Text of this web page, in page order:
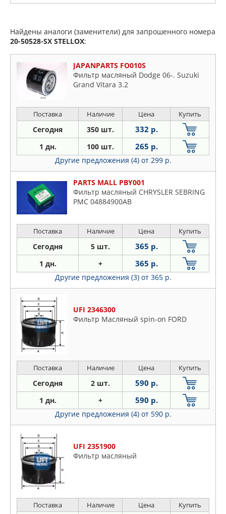
Найдены аналоги (заменители) для запрошенного номера
20-50528-SX STELLOX:
JAPANPARTS FO010S
Фильтр масляный Dodge 06-. Suzuki
Grand Vitara 3.2
Поставка Наличие Цена Купить
Сегодня 350 шт. 332 р.
1 дн. 100 шт. 265 р.
Другие предложения (4) от 299 р.
PARTS MALL PBY001
Фильтр масляный CHRYSLER SEBRING
PMC 04884900AB
Поставка Наличие Цена Купить
Сегодня 5 шт. 365 р.
1 дн. + 365 р.
Другие предложения (3) от 365 р.
UFI 2346300
Фильтр Масляный spin-on FORD
Поставка Наличие Цена Купить
Сегодня 2 шт. 590 р.
1 дн. + 590 р.
Другие предложения (4) от 590 р.
UFI 2351900
Фильтр масляный
Поставка Наличие Цена Купить